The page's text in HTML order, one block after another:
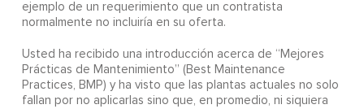
ejemplo de un requerimiento que un contratista
normalmente no incluiría en su oferta.
Usted ha recibido una introducción acerca de “Mejores
Prácticas de Mantenimiento” (Best Maintenance
Practices, BMP) y ha visto que las plantas actuales no solo
fallan por no aplicarlas sino que, en promedio, ni siquiera